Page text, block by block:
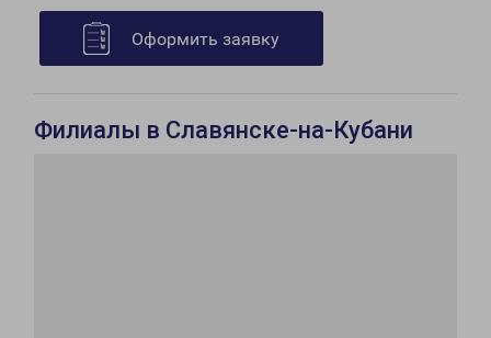
Оформить заявку
Филиалы в Славянске-на-Кубани